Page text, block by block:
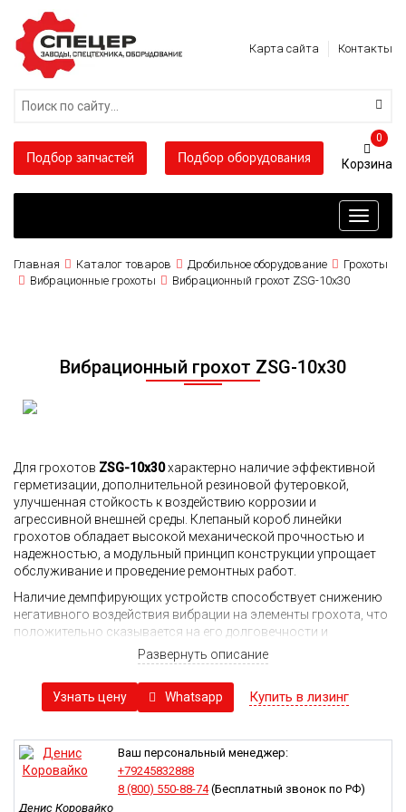
Карта сайта Контакты
Подбор запчастей Подбор оборудования
0
Toggle
Главная Каталог товаров Дробильное оборудование
Грохоты
Вибрационные грохоты
Вибрационный грохот ZSG-10х30
Вибрационный грохот ZSG-10х30
Для грохотов ZSG-10x30характерно наличие эффективной
герметизации, дополнительной резиновой футеровкой,
улучшенная стойкость к воздействию коррозии и
агрессивной внешней среды. Клепаный короб линейки
грохотов обладает высокой механической прочностью и
надежностью, а модульный принцип конструкции упрощает
обслуживание и проведение ремонтных работ.
Наличие демпфирующих устройств способствует снижению
негативного воздействия вибрации на элементы грохота, что
положительно сказывается на его долговечности и
количестве поломок.
при проектировании своих грохотов. Сита выполнены в виде
нескольких секций, где первая из них имеет наклон к
край оказывается выше, чем в точке загрузки. Вторая секция
уже обладает наклоном в 45 градусов, обеспечивающим
значительно большую скорость выведения влаги из
материала. Небольшая рабочая амплитуда обеспечивает
Развернуть описание
Узнать цену Whatsapp Купить в лизинг
Ваш персональный менеджер:
+79245832888
8 (800) 550-88-74(Бесплатный звонок по РФ)
Денис Коровайко